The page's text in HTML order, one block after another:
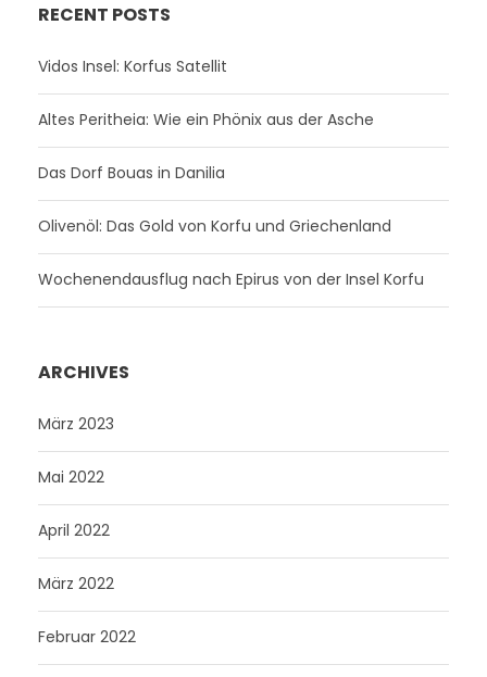
RECENT POSTS
Vidos Insel: Korfus Satellit
Altes Peritheia: Wie ein Phönix aus der Asche
Das Dorf Bouas in Danilia
Olivenöl: Das Gold von Korfu und Griechenland
Wochenendausflug nach Epirus von der Insel Korfu
ARCHIVES
März 2023
Mai 2022
April 2022
März 2022
Februar 2022